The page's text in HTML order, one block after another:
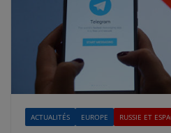
ACTUALITÉS EUROPE RUSSIE ET